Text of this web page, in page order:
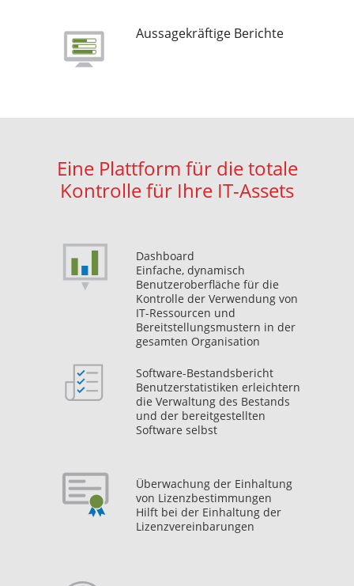
Aussagekräftige Berichte
Eine Plattform für die totale
Kontrolle für Ihre IT-Assets
Dashboard
Einfache, dynamisch
Benutzeroberfläche für die
Kontrolle der Verwendung von
IT-Ressourcen und
Bereitstellungsmustern in der
gesamten Organisation
Software-Bestandsbericht
Benutzerstatistiken erleichtern
die Verwaltung des Bestands
und der bereitgestellten
Software selbst
Überwachung der Einhaltung
von Lizenzbestimmungen
Hilft bei der Einhaltung der
Lizenzvereinbarungen